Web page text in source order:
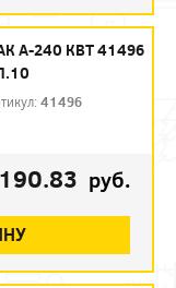
А-240 КВТ 41496
41496
190.83 руб.